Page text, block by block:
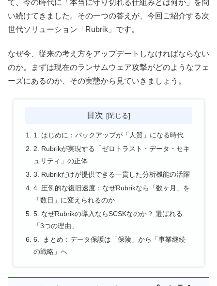
て、今の時代に「本当に守り切れる仕組みとは何か」を問
い続けてきました。その一つの答えが、今回ご紹介する次
世代ソリューション「Rubrik」です。
なぜ今、従来の考え方をアップデートしなければならない
のか。まずは現在のランサムウェア攻撃がどのようなフェ
ーズにあるのか、その実態から見ていきましょう。
目次
1. はじめに：バックアップが「人質」になる時代
2. Rubrikが実現する「ゼロトラスト・データ・セキ
ュリティ」の正体
3. Rubrikだけが提供できる一貫した分析機能の活躍
4. 圧倒的な復旧速度：なぜRubrikなら「数ヶ月」を
「数日」に変えられるのか
5. なぜRubrikの導入ならSCSKなのか？ 選ばれる
「3つの理由」
6. まとめ：データ保護は「保険」から「事業継続
の戦略」へ